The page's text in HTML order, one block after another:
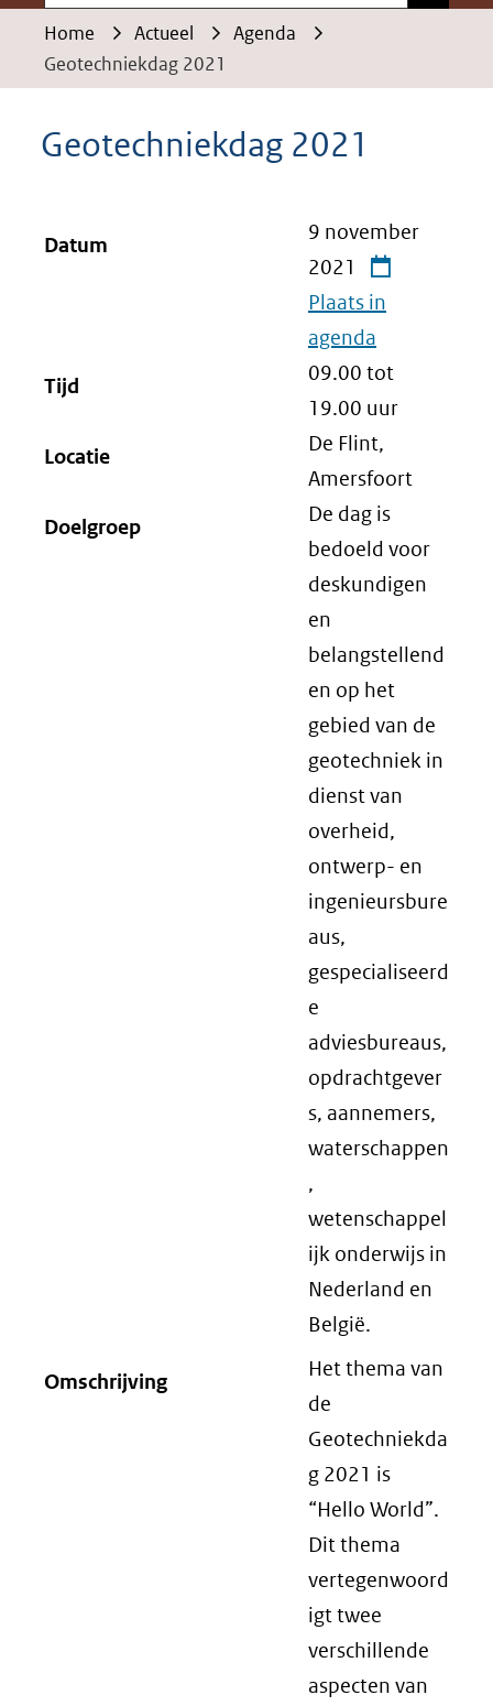
Home Actueel
Agenda
Geotechniekdag 2021
Geotechniekdag 2021
Datum
9 november
2021
Plaats in
agenda
Tijd
09.00 tot
19.00 uur
Locatie
De Flint,
Amersfoort
Doelgroep
De dag is
bedoeld voor
deskundigen
en
belangstellend
en op het
gebied van de
geotechniek in
dienst van
overheid,
ontwerp- en
ingenieursbure
aus,
gespecialiseerd
e
adviesbureaus,
opdrachtgever
s, aannemers,
waterschappen
,
wetenschappel
ijk onderwijs in
Nederland en
België.
Omschrijving
Het thema van
de
Geotechniekda
g 2021 is
“Hello World”.
Dit thema
vertegenwoord
igt twee
verschillende
aspecten van